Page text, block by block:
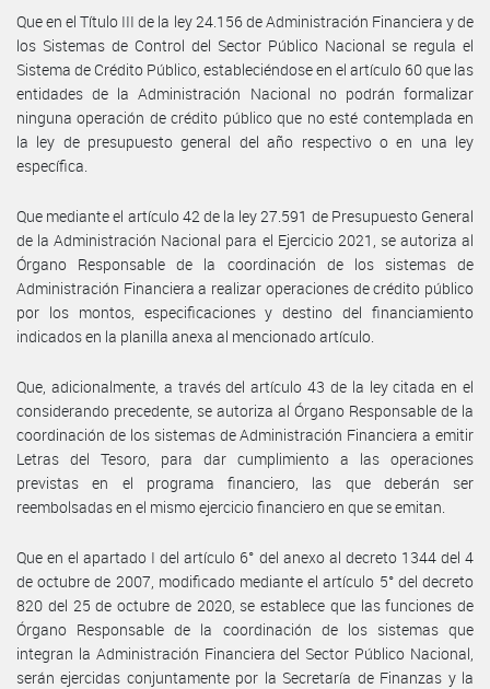
Que en el Título III de la ley 24.156 de Administración Financiera y de
los Sistemas de Control del Sector Público Nacional se regula el
Sistema de Crédito Público, estableciéndose en el artículo 60 que las
entidades de la Administración Nacional no podrán formalizar
ninguna operación de crédito público que no esté contemplada en
la ley de presupuesto general del año respectivo o en una ley
específica.
Que mediante el artículo 42 de la ley 27.591 de Presupuesto General
de la Administración Nacional para el Ejercicio 2021, se autoriza al
Órgano Responsable de la coordinación de los sistemas de
Administración Financiera a realizar operaciones de crédito público
por los montos, especificaciones y destino del financiamiento
indicados en la planilla anexa al mencionado artículo.
Que, adicionalmente, a través del artículo 43 de la ley citada en el
considerando precedente, se autoriza al Órgano Responsable de la
coordinación de los sistemas de Administración Financiera a emitir
Letras del Tesoro, para dar cumplimiento a las operaciones
previstas en el programa financiero, las que deberán ser
reembolsadas en el mismo ejercicio financiero en que se emitan.
Que en el apartado I del artículo 6° del anexo al decreto 1344 del 4
de octubre de 2007, modificado mediante el artículo 5° del decreto
820 del 25 de octubre de 2020, se establece que las funciones de
Órgano Responsable de la coordinación de los sistemas que
integran la Administración Financiera del Sector Público Nacional,
serán ejercidas conjuntamente por la Secretaría de Finanzas y la